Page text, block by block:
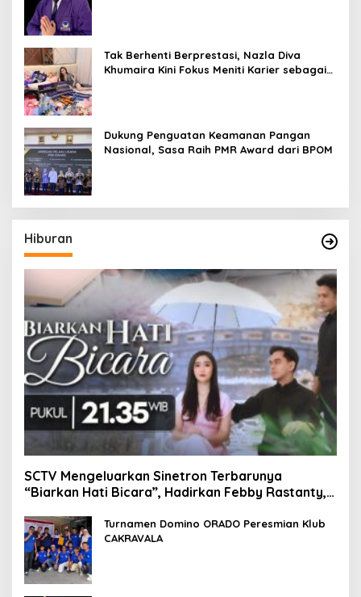
Tak Berhenti Berprestasi, Nazla Diva
Khumaira Kini Fokus Meniti Karier sebagai
Dukung Penguatan Keamanan Pangan
Nasional, Sasa Raih PMR Award dari BPOM
Hiburan
SCTV Mengeluarkan Sinetron Terbarunya
“Biarkan Hati Bicara”, Hadirkan Febby Rastanty,
Turnamen Domino ORADO Peresmian Klub
CAKRAVALA